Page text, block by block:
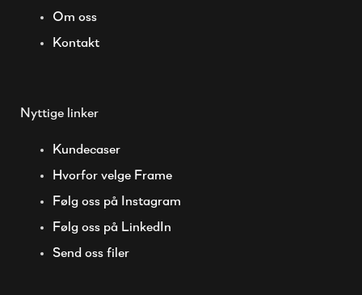
Om oss
Kontakt
Nyttige linker
Kundecaser
Hvorfor velge Frame
Følg oss på Instagram
Følg oss på LinkedIn
Send oss filer